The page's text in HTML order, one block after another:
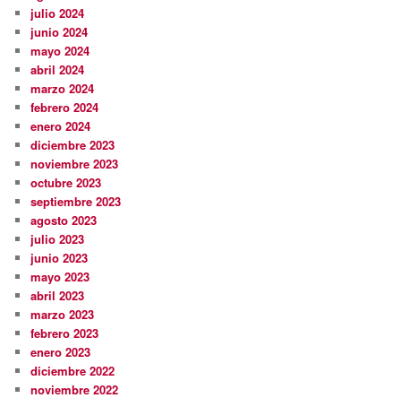
julio 2024
junio 2024
mayo 2024
abril 2024
marzo 2024
febrero 2024
enero 2024
diciembre 2023
noviembre 2023
octubre 2023
septiembre 2023
agosto 2023
julio 2023
junio 2023
mayo 2023
abril 2023
marzo 2023
febrero 2023
enero 2023
diciembre 2022
noviembre 2022